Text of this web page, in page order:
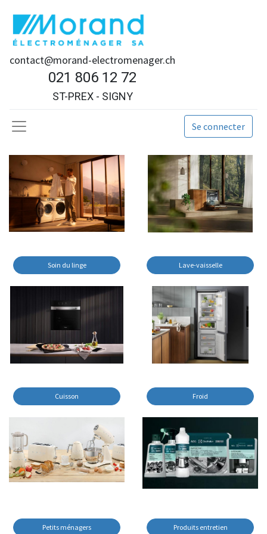
contact@morand-electromenager.ch
021 806 12 72
ST-PREX - SIGNY
Se connecter
Soin du linge Lave-vaisselle
Cuisson Froid
Petits ménagers Produits entretien